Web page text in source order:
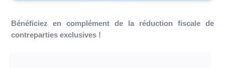
Bénéficiez en complément de la réduction fiscale de
contreparties exclusives !